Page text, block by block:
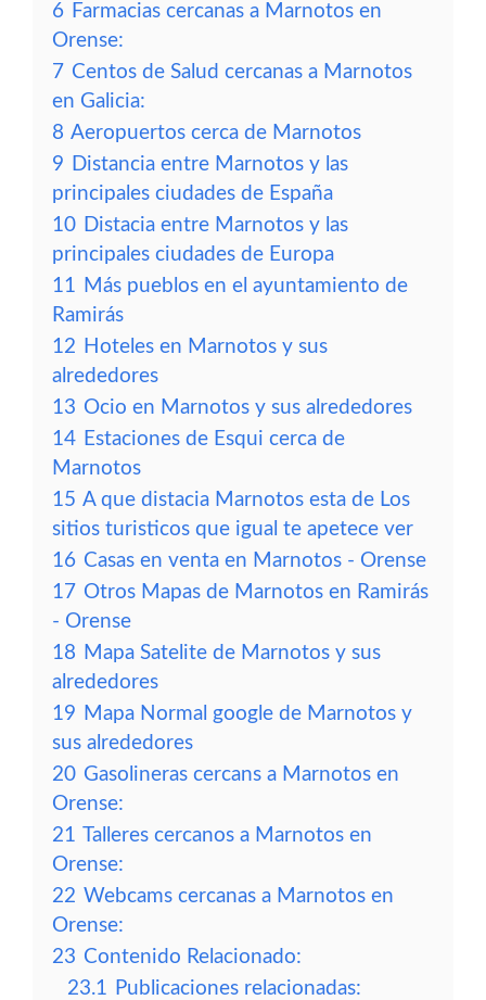
6 Farmacias cercanas a Marnotos en
Orense:
7 Centos de Salud cercanas a Marnotos
en Galicia:
8 Aeropuertos cerca de Marnotos
9 Distancia entre Marnotos y las
principales ciudades de España
10 Distacia entre Marnotos y las
principales ciudades de Europa
11 Más pueblos en el ayuntamiento de
Ramirás
12 Hoteles en Marnotos y sus
alrededores
13 Ocio en Marnotos y sus alrededores
14 Estaciones de Esqui cerca de
Marnotos
15 A que distacia Marnotos esta de Los
sitios turisticos que igual te apetece ver
16 Casas en venta en Marnotos - Orense
17 Otros Mapas de Marnotos en Ramirás
- Orense
18 Mapa Satelite de Marnotos y sus
alrededores
19 Mapa Normal google de Marnotos y
sus alrededores
20 Gasolineras cercans a Marnotos en
Orense:
21 Talleres cercanos a Marnotos en
Orense:
22 Webcams cercanas a Marnotos en
Orense:
23 Contenido Relacionado:
23.1 Publicaciones relacionadas: